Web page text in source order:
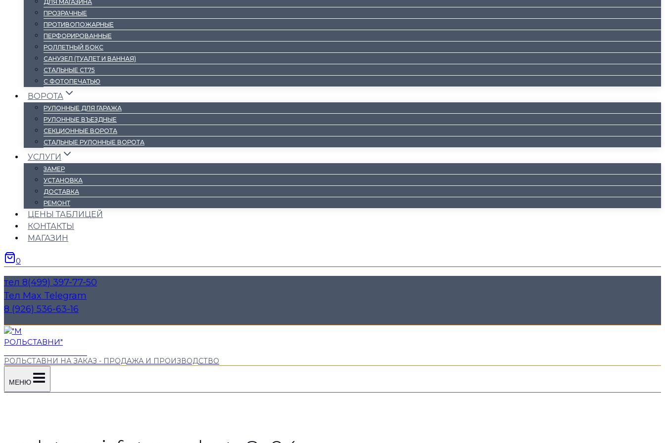
ДЛЯ МАГАЗИНА
ПРОЗРАЧНЫЕ
ПРОТИВОПОЖАРНЫЕ
ПЕРФОРИРОВАННЫЕ
РОЛЛЕТНЫЙ БОКС
САНУЗЕЛ (ТУАЛЕТ И ВАННАЯ)
СТАЛЬНЫЕ СТ75
С ФОТОПЕЧАТЬЮ
ВОРОТА
РУЛОННЫЕ ДЛЯ ГАРАЖА
РУЛОННЫЕ ВЪЕЗДНЫЕ
СЕКЦИОННЫЕ ВОРОТА
СТАЛЬНЫЕ РУЛОННЫЕ ВОРОТА
УСЛУГИ
ЗАМЕР
УСТАНОВКА
ДОСТАВКА
РЕМОНТ
ЦЕНЫ ТАБЛИЦЕЙ
КОНТАКТЫ
МАГАЗИН
0
тел 8(499) 397-77-50
Тел Max Telegram
8 (926) 536-63-16
РОЛЬСТАВНИ НА ЗАКАЗ - ПРОДАЖА И ПРОИЗВОДСТВО
МЕНЮ